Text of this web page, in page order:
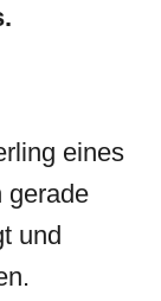
eines
gerade
und